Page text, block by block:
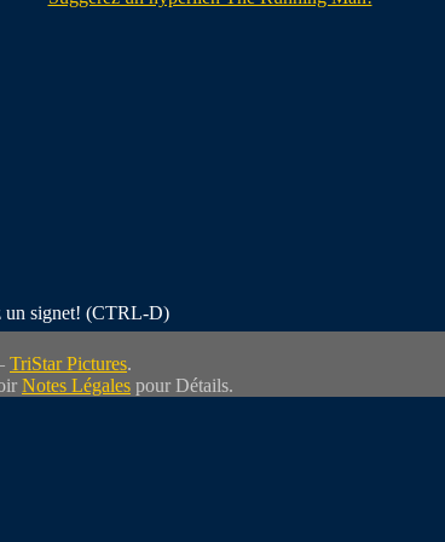
un signet! (CTRL-D)
TriStar Pictures.
Notes Légales pour Détails.